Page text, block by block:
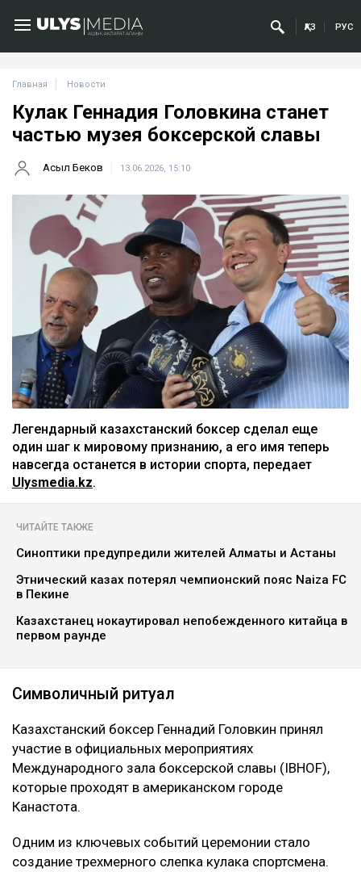
ҚАЗ РУС
Главная Новости
Кулак Геннадия Головкина станет
частью музея боксерской славы
Асыл Беков 13.06.2026, 15:10
Легендарный казахстанский боксер сделал еще
один шаг к мировому признанию, а его имя теперь
навсегда останется в истории спорта, передает
Ulysmedia.kz.
ЧИТАЙТЕ ТАКЖЕ
Синоптики предупредили жителей Алматы и Астаны
Этнический казах потерял чемпионский пояс Naiza FC
в Пекине
Казахстанец нокаутировал непобежденного китайца в
первом раунде
Символичный ритуал
Казахстанский боксер Геннадий Головкин принял
участие в официальных мероприятиях
Международного зала боксерской славы (IBHOF),
которые проходят в американском городе
Канастота.
Одним из ключевых событий церемонии стало
создание трехмерного слепка кулака спортсмена.